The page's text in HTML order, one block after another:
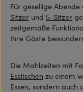
Für gesellige
Sitzer und 5-Sitzer
zeitgemäße
Ihre Gäste
Die Mahlzeiten mit
Esstischen zu einem
Essen, sondern auch